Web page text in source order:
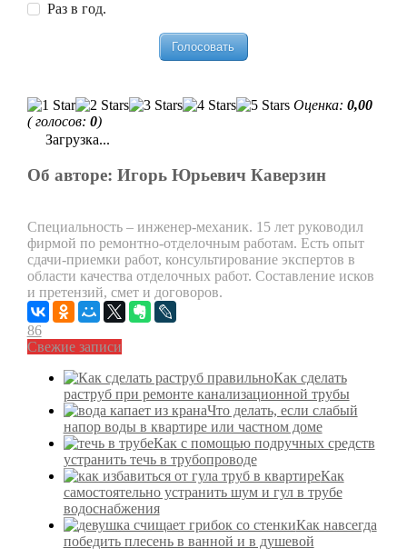
Раз в год.
Оценка: 0,00
( голосов: 0)
Загрузка...
Об авторе: Игорь Юрьевич Каверзин
Специальность – инженер-механик. 15 лет руководил
фирмой по ремонтно-отделочным работам. Есть опыт
сдачи-приемки работ, консультирование экспертов в
области качества отделочных работ. Составление исков
и претензий, смет и договоров.
86
Свежие записи
Как сделать
раструб при ремонте канализационной трубы
Что делать, если слабый
напор воды в квартире или частном доме
Как с помощью подручных средств
устранить течь в трубопроводе
Как
самостоятельно устранить шум и гул в трубе
водоснабжения
Как навсегда
победить плесень в ванной и в душевой